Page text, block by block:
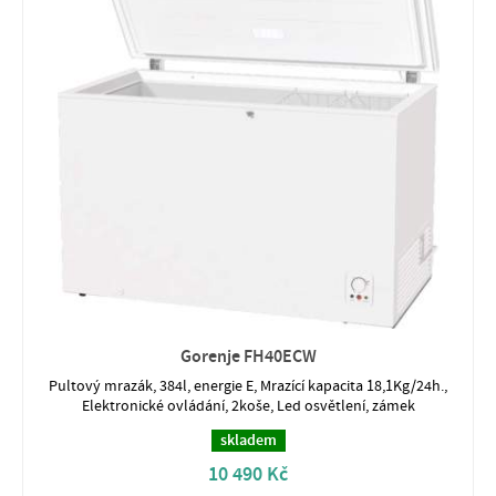
Gorenje FH40ECW
Pultový mrazák, 384l, energie E, Mrazící kapacita 18,1Kg/24h.,
Elektronické ovládání, 2koše, Led osvětlení, zámek
skladem
10 490 Kč